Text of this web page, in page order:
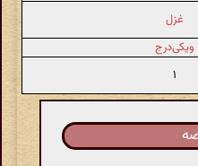
غزل
ویکی‌درج
۱